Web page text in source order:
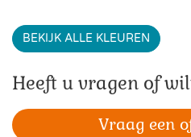
BEKIJK ALLE KLEUREN
Heeft u vragen of
Vraag een